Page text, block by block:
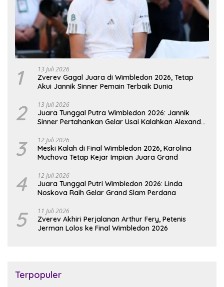
1 13 Juli 2026
Zverev Gagal Juara di Wimbledon 2026, Tetap
Akui Jannik Sinner Pemain Terbaik Dunia
2 13 Juli 2026
Juara Tunggal Putra Wimbledon 2026: Jannik
Sinner Pertahankan Gelar Usai Kalahkan Alexander
3 12 Juli 2026
Meski Kalah di Final Wimbledon 2026, Karolina
Muchova Tetap Kejar Impian Juara Grand
4 12 Juli 2026
Juara Tunggal Putri Wimbledon 2026: Linda
Noskova Raih Gelar Grand Slam Perdana
5 11 Juli 2026
Zverev Akhiri Perjalanan Arthur Fery, Petenis
Jerman Lolos ke Final Wimbledon 2026
Terpopuler